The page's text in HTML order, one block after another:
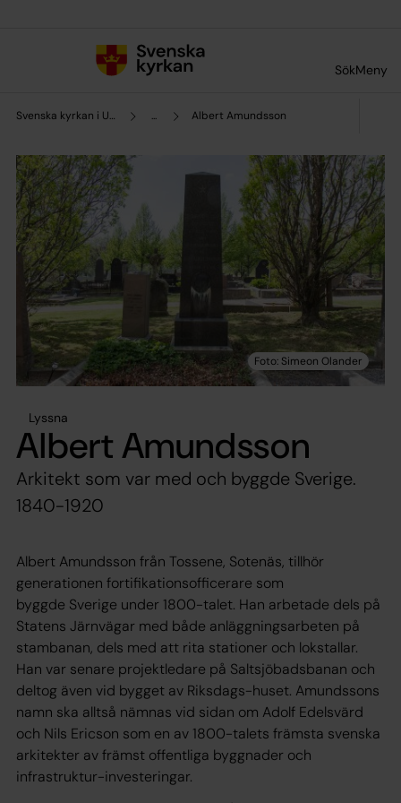
SökMeny
Svenska kyrkan i Uddevalla ... Albert Amundsson
Lyssna
Albert Amundsson
Arkitekt som var med och byggde Sverige.
1840-1920
Albert Amundsson från Tossene, Sotenäs, tillhör
generationen fortifikationsofficerare som
byggde Sverige under 1800-talet. Han arbetade dels på
Statens Järnvägar med både anläggningsarbeten på
stambanan, dels med att rita stationer och lokstallar.
Han var senare projektledare på Saltsjöbadsbanan och
deltog även vid bygget av Riksdags-huset. Amundssons
namn ska alltså nämnas vid sidan om Adolf Edelsvärd
och Nils Ericson som en av 1800-talets främsta svenska
arkitekter av främst offentliga byggnader och
infrastruktur-investeringar.